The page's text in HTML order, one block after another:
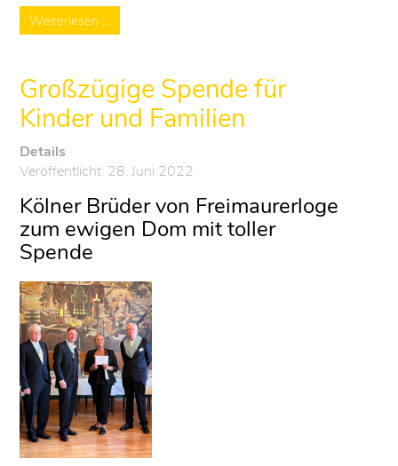
Weiterlesen …
Großzügige Spende für
Kinder und Familien
Details
Veröffentlicht: 28. Juni 2022
Kölner Brüder von Freimaurerloge
zum ewigen Dom mit toller
Spende